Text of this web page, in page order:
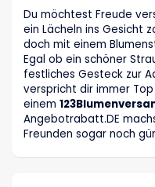
Du möchtest Freude
ein Lächeln ins Gesicht
doch mit einem
Egal ob ein schöner
festliches Gesteck zur
verspricht dir immer
einem
Angebotrabatt.DE
Freunden sogar noch